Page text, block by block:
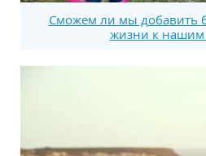
Сможем ли мы добавить
жизни к нашим